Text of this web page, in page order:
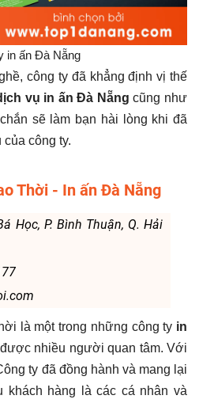
in ấn Đà Nẵng
công ty đã khẳng định vị thế
vụ in ấn Đà Nẵng cũng như
sẽ làm bạn hài lòng khi đã
công ty.
Thời - In ấn Đà Nẵng
Học, P. Bình Thuận, Q. Hải
là một trong những công ty in
được nhiều người quan tâm. Với
ty đã đồng hành và mang lại
khách hàng là các cá nhân và